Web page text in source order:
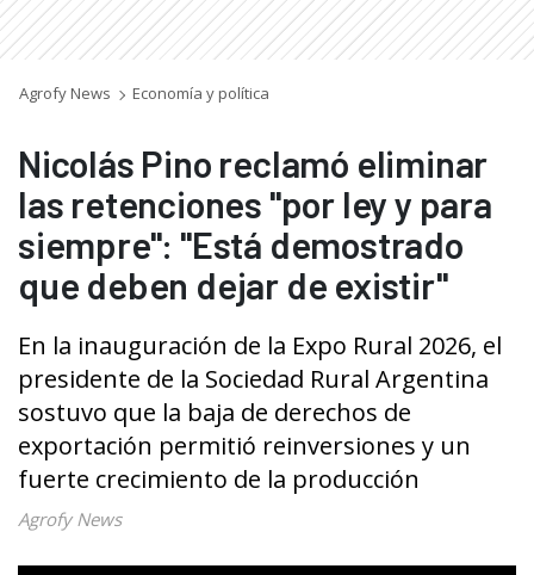
Agrofy News Economía y política
Nicolás Pino reclamó eliminar
las retenciones "por ley y para
siempre": "Está demostrado
que deben dejar de existir"
En la inauguración de la Expo Rural 2026, el
presidente de la Sociedad Rural Argentina
sostuvo que la baja de derechos de
exportación permitió reinversiones y un
fuerte crecimiento de la producción
Agrofy News